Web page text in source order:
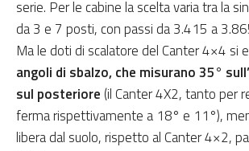
serie. Per le cabine la scelta varia tra la
da 3 e 7 posti, con passi da 3.415 a
Ma le doti di scalatore del Canter 4×4 si
angoli di sbalzo, che misurano 35°
sul posteriore (il Canter 4X2, tanto per
ferma rispettivamente a 18° e 11°),
libera dal suolo, rispetto al Canter 4×2,